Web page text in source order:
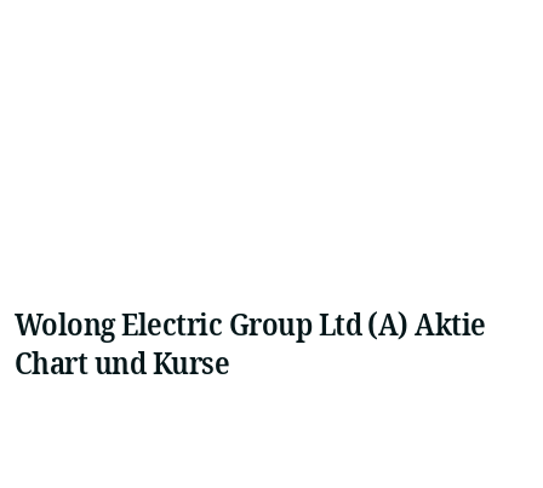
Wolong Electric Group Ltd (A) Aktie
Chart und Kurse